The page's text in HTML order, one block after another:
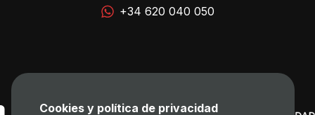
+34 620 040 050
Cookies y política de privacidad